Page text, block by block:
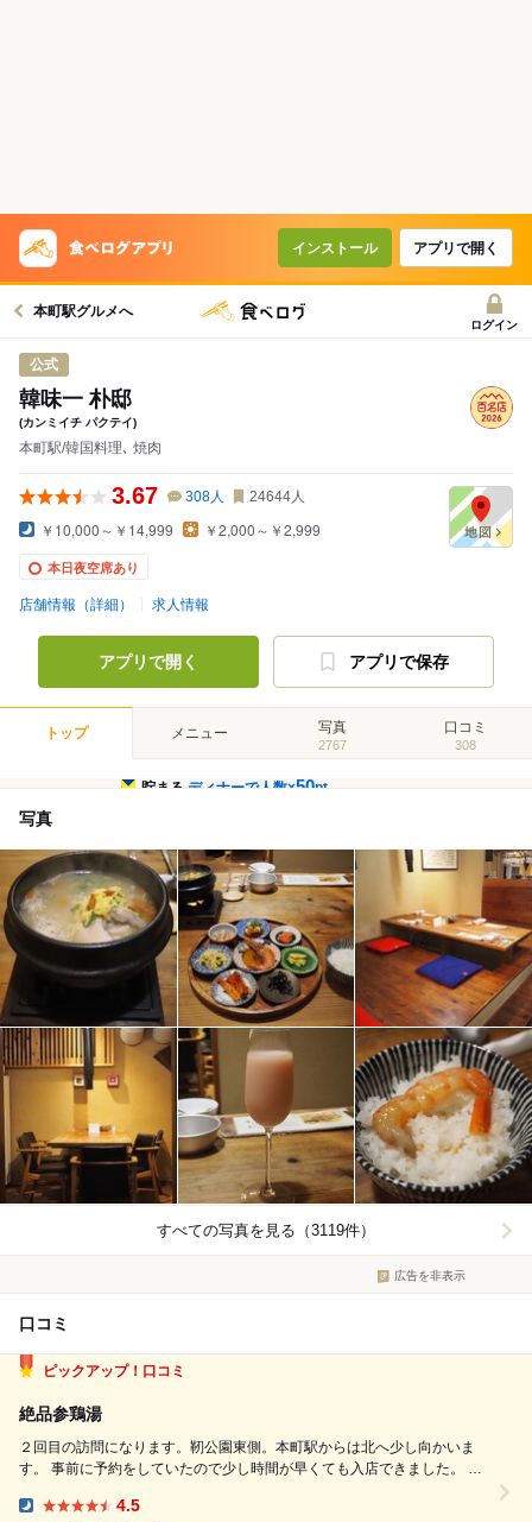
インストール アプリで開く
本町駅グルメへ
ログイン
公式
韓味一 朴邸
(カンミイチ パクテイ)
本町駅/韓国料理､ 焼肉
3.67 308人 24644人
￥10,000～￥14,999 ￥2,000～￥2,999
本日夜空席あり
店舗情報（詳細） 求人情報
アプリで開く アプリで保存
トップ メニュー 写真
2767
口コミ
308
貯まるディナーで人数×50pt
写真
すべての写真を見る（3119件）
広告を非表示
口コミ
ピックアップ！口コミ
絶品参鶏湯
２回目の訪問になります。靭公園東側。本町駅からは北へ少し向かいま
す。 事前に予約をしていたので少し時間が早くても入店できました。 ア
みながら色んな小鉢を食べれます。キムチ、ナムル、海苔の佃煮とどれも
4.5